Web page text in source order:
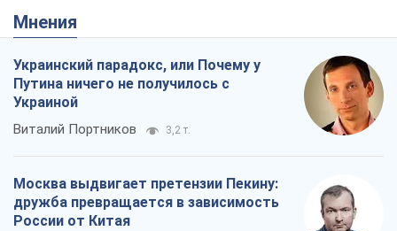
Мнения
Украинский парадокс, или Почему у
Путина ничего не получилось с
Украиной
Виталий Портников 3,2 т.
Москва выдвигает претензии Пекину:
дружба превращается в зависимость
России от Китая